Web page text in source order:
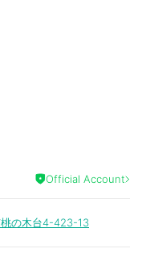
Official Account
の木台4-423-13